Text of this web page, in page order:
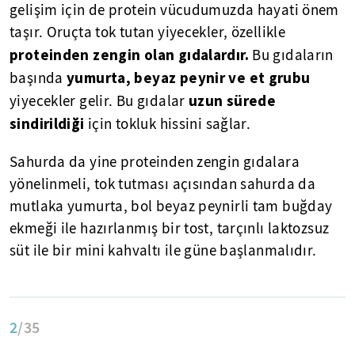
gelişim için de protein vücudumuzda hayati önem
taşır. Oruçta tok tutan yiyecekler, özellikle
proteinden zengin olan gıdalardır. Bu gıdaların
başındayumurta, beyaz peynir ve et grubu
yiyecekler gelir. Bu gıdalar uzun sürede
sindirildiği için tokluk hissini sağlar.
Sahurda da yine proteinden zengin gıdalara
yönelinmeli, tok tutması açısından sahurda da
mutlaka yumurta, bol beyaz peynirli tam buğday
ekmeği ile hazırlanmış bir tost, tarçınlı laktozsuz
süt ile bir mini kahvaltı ile güne başlanmalıdır.
2/35